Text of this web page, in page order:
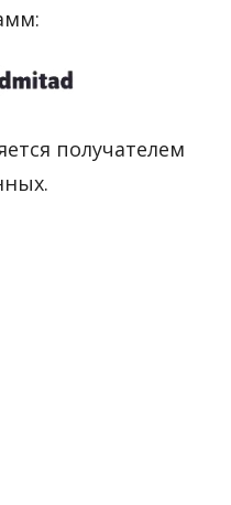
получателем